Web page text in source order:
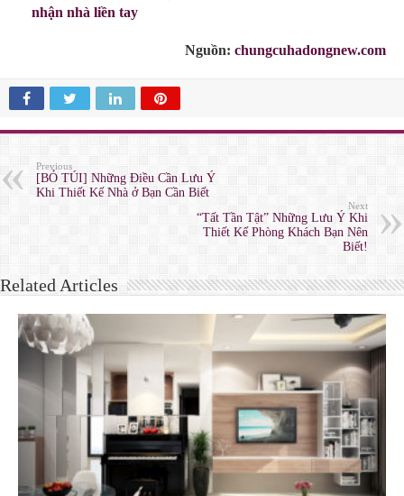
nhận nhà liền tay
Nguồn: chungcuhadongnew.com
Previous
[BỎ TÚI] Những Điều Cần Lưu Ý
Khi Thiết Kế Nhà ở Bạn Cần Biết
Next
“Tất Tần Tật” Những Lưu Ý Khi
Thiết Kế Phòng Khách Bạn Nên
Biết!
Related Articles